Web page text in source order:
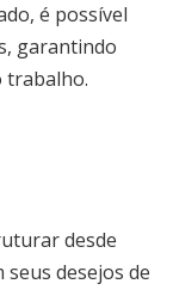
é possível
garantindo
trabalho.
desde
desejos de